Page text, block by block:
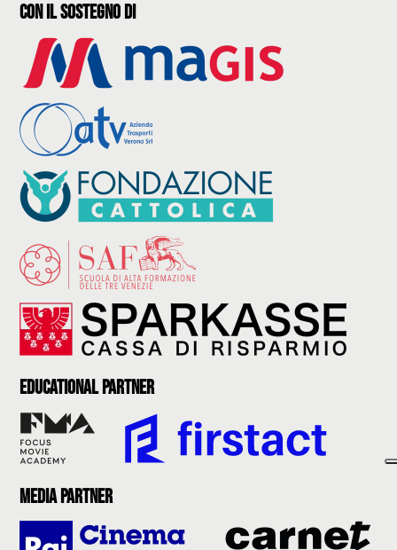
con il sostegno di
Educational partner
Media partner